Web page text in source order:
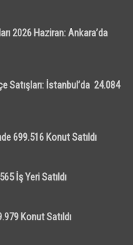
2026 Haziran: Ankara’da
Satışları: İstanbul’da 24.084
699.516 Konut Satıldı
İş Yeri Satıldı
Konut Satıldı